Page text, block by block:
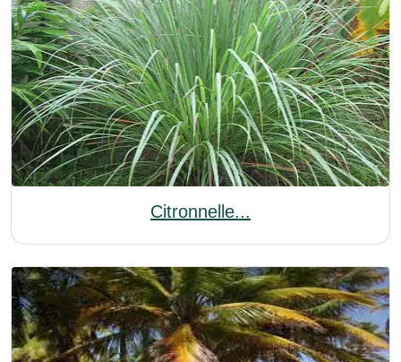
Citronnelle...